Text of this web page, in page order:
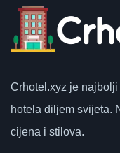
Crhotel.xyz je
hotela diljem svijeta.
cijena i stilova.